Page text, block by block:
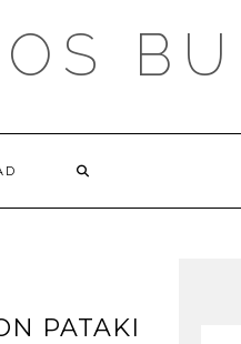
PATAKI